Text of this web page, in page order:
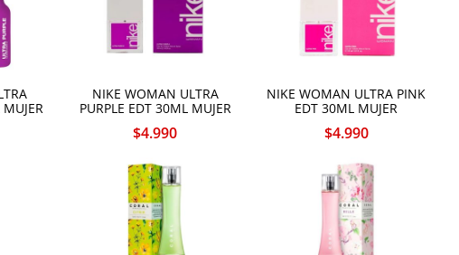
NIKE WOMAN ULTRA
PURPLE EDT 30ML MUJER
$4.990
NIKE WOMAN ULTRA PINK
EDT 30ML MUJER
$4.990